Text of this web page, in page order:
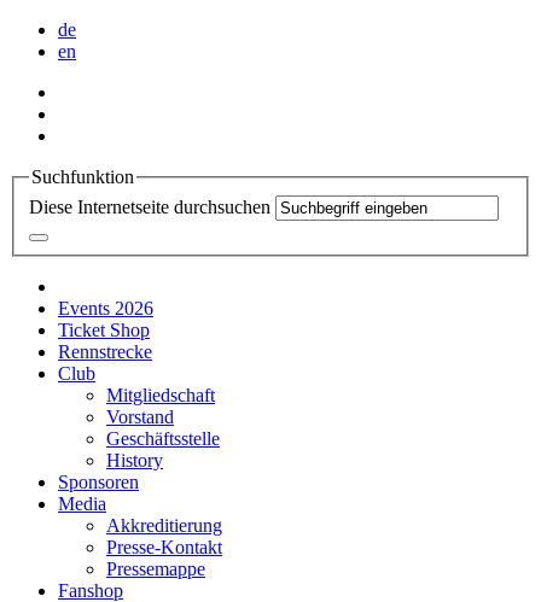
de
en
Suchfunktion
Diese Internetseite durchsuchen
Events 2026
Ticket Shop
Rennstrecke
Club
Mitgliedschaft
Vorstand
Geschäftsstelle
History
Sponsoren
Media
Akkreditierung
Presse-Kontakt
Pressemappe
Fanshop